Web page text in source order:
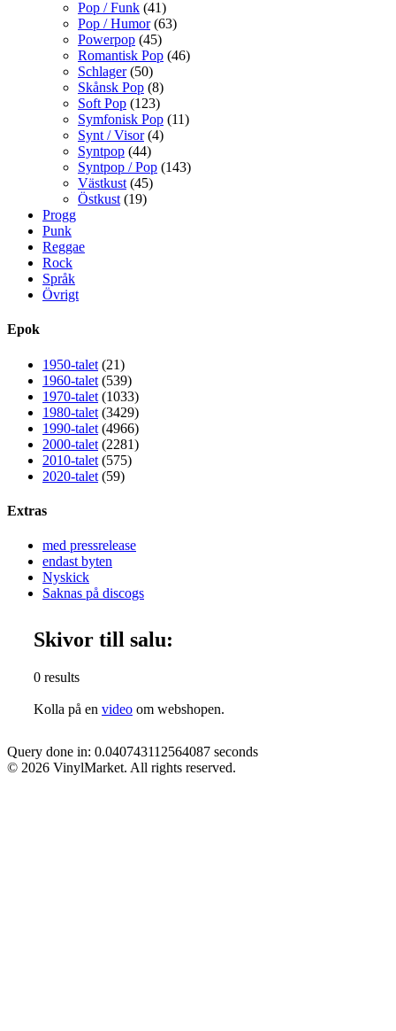
Pop / Funk (41)
Pop / Humor(63)
Powerpop (45)
Romantisk Pop (46)
Schlager(50)
Skånsk Pop (8)
Soft Pop (123)
Symfonisk Pop (11)
Synt / Visor(4)
Syntpop (44)
Syntpop / Pop (143)
Västkust (45)
Östkust (19)
Progg
Punk
Reggae
Rock
Språk
Övrigt
Epok
1950-talet (21)
1960-talet (539)
1970-talet (1033)
1980-talet (3429)
1990-talet (4966)
2000-talet (2281)
2010-talet (575)
2020-talet (59)
Extras
med pressrelease
endast byten
Nyskick
Saknas på discogs
Skivor till salu:
0 results
Kolla på en video om webshopen.
Query done in: 0.040743112564087 seconds
© 2026 VinylMarket. All rights reserved.